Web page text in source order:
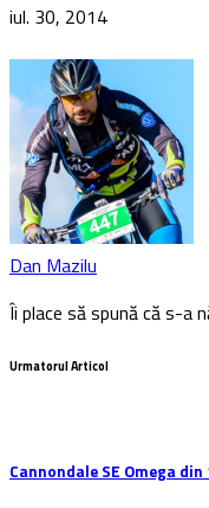
iul. 30, 2014
Dan Mazilu
Îi place să spună că s-a
Urmatorul Articol
Cannondale SE Omega din